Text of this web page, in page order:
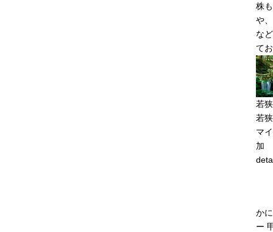
株
や
な
て
若
若
マ
加
か
ー